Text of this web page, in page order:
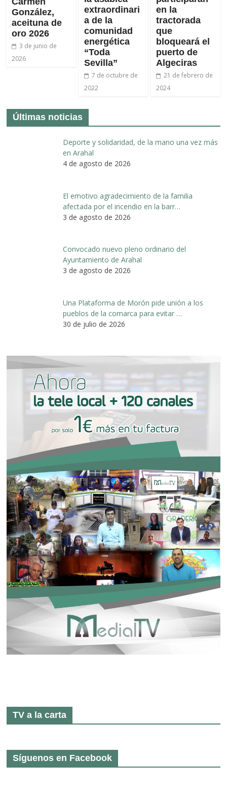
González,
aceituna de
oro 2026
3 de junio de
2026
extraordinari
a de la
comunidad
energética
“Toda
Sevilla”
7 de octubre de
2022
en la
tractorada
que
bloqueará el
puerto de
Algeciras
21 de febrero de
2024
Últimas noticias
Deporte y solidaridad, de la mano una vez más
en Arahal
4 de agosto de 2026
El emotivo agradecimiento de la familia
afectada por el incendio en la barr…
3 de agosto de 2026
Convocado nuevo pleno ordinario del
Ayuntamiento de Arahal
3 de agosto de 2026
Una Plataforma de Morón pide unión a los
pueblos de la comarca para evitar …
30 de julio de 2026
TV a la carta
Síguenos en Facebook